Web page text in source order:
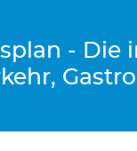
- Die